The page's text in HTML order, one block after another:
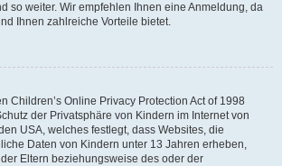
so weiter. Wir empfehlen Ihnen eine Anmeldung, da
Ihnen zahlreiche Vorteile bietet.
Children’s Online Privacy Protection Act of 1998
der Privatsphäre von Kindern im Internet von
USA, welches festlegt, dass Websites, die
Daten von Kindern unter 13 Jahren erheben,
Eltern beziehungsweise des oder der